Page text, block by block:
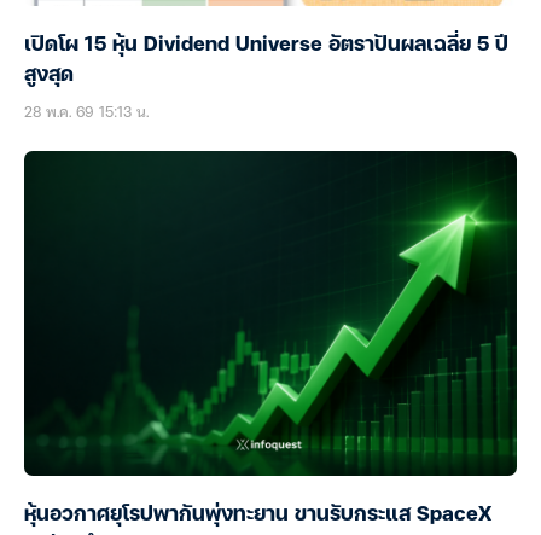
เปิดโผ 15 หุ้น Dividend Universe อัตราปันผลเฉลี่ย 5 ปี
สูงสุด
28 พ.ค. 69 15:13 น.
หุ้นอวกาศยุโรปพากันพุ่งทะยาน ขานรับกระแส SpaceX